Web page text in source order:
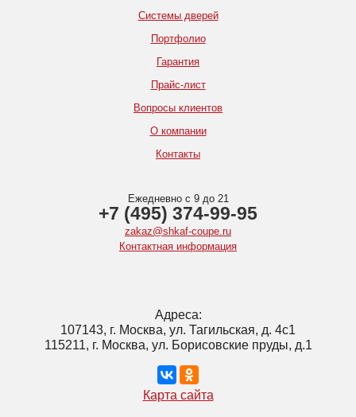
Системы дверей
Портфолио
Гарантия
Прайс-лист
Вопросы клиентов
О компании
Контакты
Ежедневно с 9 до 21
+7 (495) 374-99-95
zakaz@shkaf-coupe.ru
Контактная информация
Адреса:
107143, г. Москва, ул. Тагильская, д. 4с1
115211, г. Москва, ул. Борисовские пруды, д.1
Карта сайта